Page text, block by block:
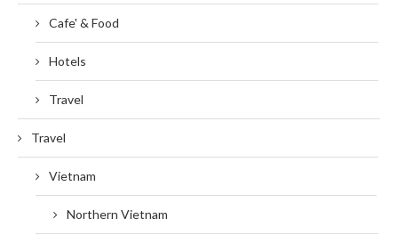
Cafe' & Food
Hotels
Travel
Travel
Vietnam
Northern Vietnam